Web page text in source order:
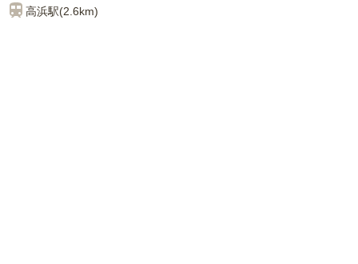
高浜駅(2.6km)